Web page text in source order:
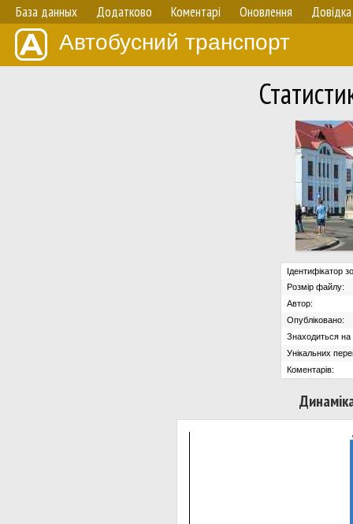
База данных Додатково Коментарі Оновлення Довідка
Автобусний транспорт
Ідентифікатор
Розмір файлу:
Автор:
Опубліковано:
Знаходиться на
Унікальних
Коментарів: